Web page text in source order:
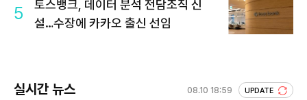
5
토스뱅크, 데이터 분석 전담조직 신
설…수장에 카카오 출신 선임
실시간 뉴스 08.10 18:59 UPDATE